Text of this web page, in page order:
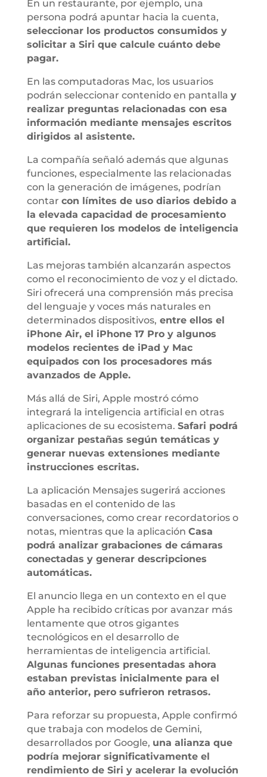
En un restaurante, por ejemplo, una
persona podrá apuntar hacia la cuenta,
seleccionar los productos consumidos y
solicitar a Siri que calcule cuánto debe
pagar.
En las computadoras Mac, los usuarios
podrán seleccionar contenido en pantalla y
realizar preguntas relacionadas con esa
información mediante mensajes escritos
dirigidos al asistente.
La compañía señaló además que algunas
funciones, especialmente las relacionadas
con la generación de imágenes, podrían
contar con límites de uso diarios debido a
la elevada capacidad de procesamiento
que requieren los modelos de inteligencia
artificial.
Las mejoras también alcanzarán aspectos
como el reconocimiento de voz y el dictado.
Siri ofrecerá una comprensión más precisa
del lenguaje y voces más naturales en
determinados dispositivos, entre ellos el
iPhone Air, el iPhone 17 Pro y algunos
modelos recientes de iPad y Mac
equipados con los procesadores más
avanzados de Apple.
Más allá de Siri, Apple mostró cómo
integrará la inteligencia artificial en otras
aplicaciones de su ecosistema. Safari podrá
organizar pestañas según temáticas y
generar nuevas extensiones mediante
instrucciones escritas.
La aplicación Mensajes sugerirá acciones
basadas en el contenido de las
conversaciones, como crear recordatorios o
notas, mientras que la aplicación Casa
podrá analizar grabaciones de cámaras
conectadas y generar descripciones
automáticas.
El anuncio llega en un contexto en el que
Apple ha recibido críticas por avanzar más
lentamente que otros gigantes
tecnológicos en el desarrollo de
herramientas de inteligencia artificial.
Algunas funciones presentadas ahora
estaban previstas inicialmente para el
año anterior, pero sufrieron retrasos.
Para reforzar su propuesta, Apple confirmó
que trabaja con modelos de Gemini,
desarrollados por Google, una alianza que
podría mejorar significativamente el
rendimiento de Siri y acelerar la evolución